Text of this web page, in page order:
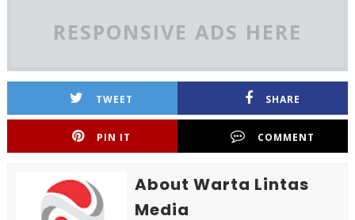
RESPONSIVE ADS HERE
TWEET SHARE
PIN IT COMMENT
About Warta Lintas
Media